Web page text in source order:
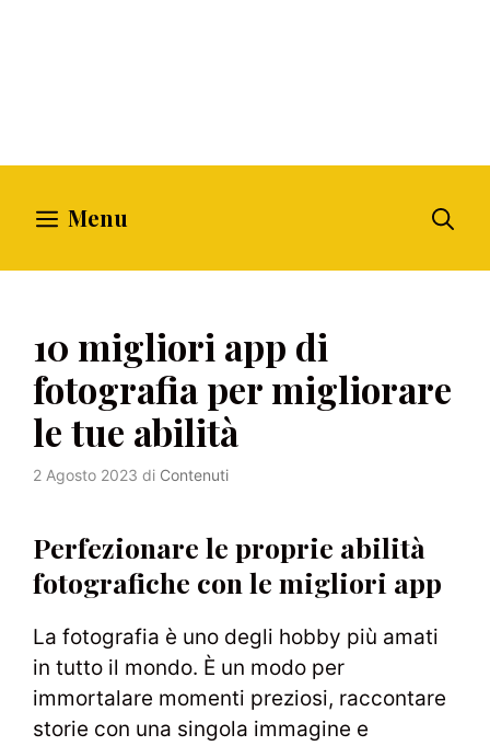
Menu
10 migliori app di
fotografia per migliorare
le tue abilità
2 Agosto 2023 di Contenuti
Perfezionare le proprie abilità
fotografiche con le migliori app
La fotografia è uno degli hobby più amati
in tutto il mondo. È un modo per
immortalare momenti preziosi, raccontare
storie con una singola immagine e